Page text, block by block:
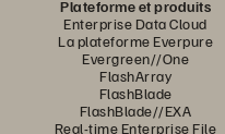
Plateforme et produits
Enterprise Data Cloud
La plateforme Everpure
Evergreen//One
FlashArray
FlashBlade
FlashBlade//EXA
Real-time Enterprise File